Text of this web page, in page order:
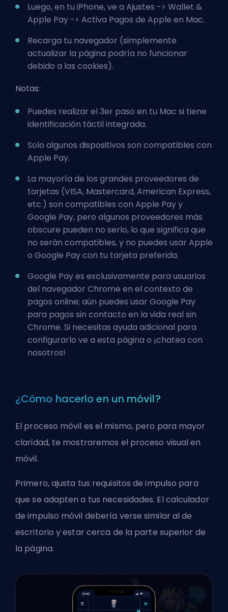
Luego, en tu iPhone, ve a Ajustes -> Wallet &
Apple Pay -> Activa Pagos de Apple en Mac.
Recarga tu navegador (simplemente
actualizar la página podría no funcionar
debido a las cookies).
Notas:
Puedes realizar el 3er paso en tu Mac si tiene
identificación táctil integrada.
Solo algunos dispositivos son compatibles con
Apple Pay.
La mayoría de los grandes proveedores de
tarjetas (VISA, Mastercard, American Express,
etc.) son compatibles con Apple Pay y
Google Pay, pero algunos proveedores más
obscure pueden no serlo, lo que significa que
no serán compatibles, y no puedes usar Apple
o Google Pay con tu tarjeta preferida.
Google Pay es exclusivamente para usuarios
del navegador Chrome en el contexto de
pagos online; aún puedes usar Google Pay
para pagos sin contacto en la vida real sin
Chrome. Si necesitas ayuda adicional para
configurarlo ve a esta página o ¡chatea con
nosotros!
¿Cómo hacerlo en un móvil?
El proceso móvil es el mismo, pero para mayor
claridad, te mostraremos el proceso visual en
móvil.
Primero, ajusta tus requisitos de impulso para
que se adapten a tus necesidades. El calculador
de impulso móvil debería verse similar al de
escritorio y estar cerca de la parte superior de
la página.